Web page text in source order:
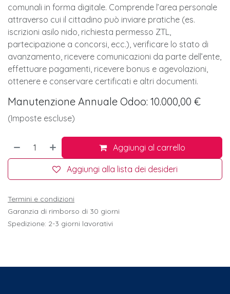
comunali in forma digitale. Comprende l’area personale
attraverso cui il cittadino può inviare pratiche (es.
iscrizioni asilo nido, richiesta permesso ZTL,
partecipazione a concorsi, ecc.), verificare lo stato di
avanzamento, ricevere comunicazioni da parte dell’ente,
effettuare pagamenti, ricevere bonus e agevolazioni,
ottenere e conservare certificati e altri documenti.
Manutenzione Annuale Odoo: 10.000,00 €
(Imposte escluse)
Aggiungi al carrello
Aggiungi alla lista dei desideri
Termini e condizioni
Garanzia di rimborso di 30 giorni
Spedizione: 2-3 giorni lavorativi